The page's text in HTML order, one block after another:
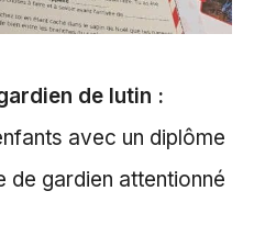
de lutin :
avec un diplôme
de gardien attentionné